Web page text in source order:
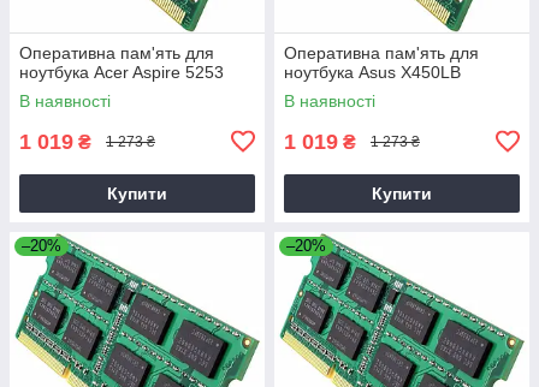
Оперативна пам'ять для
ноутбука Acer Aspire 5253
В наявності
1 019 ₴ 1 273 ₴
Купити
Оперативна пам'ять для
ноутбука Asus X450LB
В наявності
1 019 ₴ 1 273 ₴
Купити
–20% –20%